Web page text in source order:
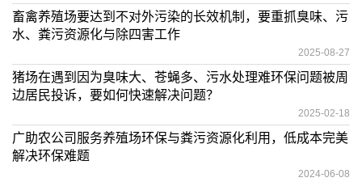
畜禽养殖场要达到不对外污染的长效机制，要重抓臭味、污
水、粪污资源化与除四害工作
2025-08-27
猪场在遇到因为臭味大、苍蝇多、污水处理难环保问题被周
边居民投诉，要如何快速解决问题？
2025-02-18
广助农公司服务养殖场环保与粪污资源化利用，低成本完美
解决环保难题
2024-06-08